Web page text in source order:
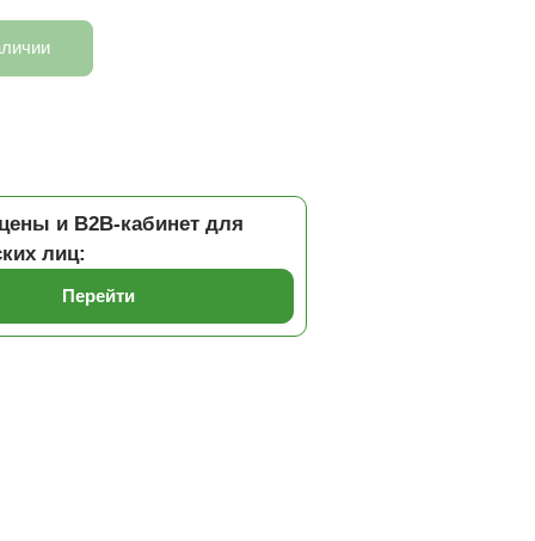
и B2B-кабинет для
лиц:
Перейти